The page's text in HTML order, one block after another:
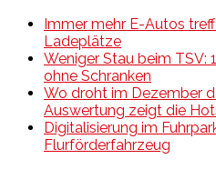
Immer mehr E-Autos
Ladeplätze
Weniger Stau beim TSV:
ohne Schranken
Wo droht im Dezember
Auswertung zeigt die
Digitalisierung im
Flurförderfahrzeug